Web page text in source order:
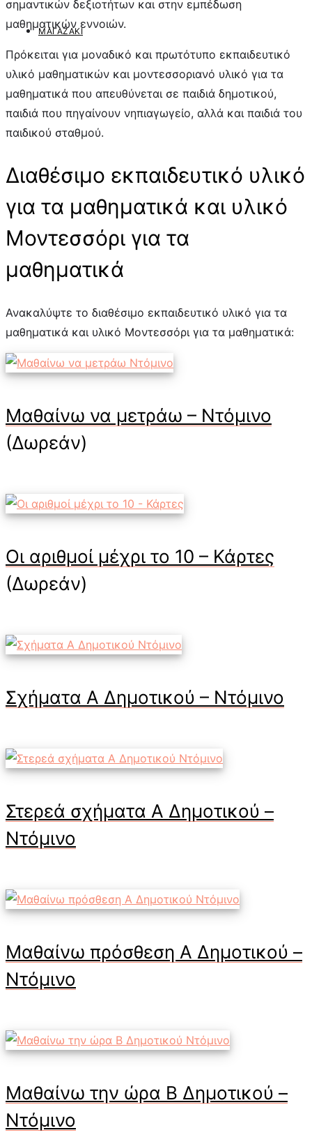
ΜΑΓΑΖΆΚΙ
σημαντικών δεξιοτήτων και στην εμπέδωση
μαθηματικών εννοιών.
Πρόκειται για μοναδικό και πρωτότυπο εκπαιδευτικό
υλικό μαθηματικών και μοντεσσοριανό υλικό για τα
μαθηματικά που απευθύνεται σε παιδιά δημοτικού,
παιδιά που πηγαίνουν νηπιαγωγείο, αλλά και παιδιά του
παιδικού σταθμού.
Διαθέσιμο εκπαιδευτικό υλικό
για τα μαθηματικά και υλικό
Μοντεσσόρι για τα
μαθηματικά
Ανακαλύψτε το διαθέσιμο εκπαιδευτικό υλικό για τα
μαθηματικά και υλικό Μοντεσσόρι για τα μαθηματικά:
Μαθαίνω να μετράω – Ντόμινο
(Δωρεάν)
Οι αριθμοί μέχρι το 10 – Κάρτες
(Δωρεάν)
Σχήματα Α Δημοτικού – Ντόμινο
Στερεά σχήματα Α Δημοτικού –
Ντόμινο
Μαθαίνω πρόσθεση Α Δημοτικού –
Ντόμινο
Μαθαίνω την ώρα Β Δημοτικού –
Ντόμινο